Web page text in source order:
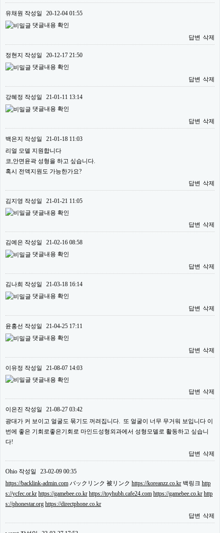
유채원 작성일
20-12-04 01:55
댓글내용 확인
답변 삭제
정현지 작성일
20-12-17 21:50
댓글내용 확인
답변 삭제
강혜정 작성일
21-01-11 13:14
댓글내용 확인
답변 삭제
백은지 작성일
21-01-18 11:03
리얼 모델 지원합니다
코,안면윤곽 성형을 하고 싶습니다.
혹시 전액지원도 가능한가요?
답변 삭제
김지영 작성일
21-01-21 11:05
댓글내용 확인
답변 삭제
김예은 작성일
21-02-16 08:58
댓글내용 확인
답변 삭제
김나희 작성일
21-03-18 16:14
댓글내용 확인
답변 삭제
윤홍선 작성일
21-04-25 17:11
댓글내용 확인
답변 삭제
이유정 작성일
21-08-07 14:03
댓글내용 확인
답변 삭제
이은진 작성일
21-08-27 03:42
광대가 커 보이고 얼굴도 묶기도 꺼려집니다. 또 얼굴이 너무 무거워 보입니다 이
번에 좋은 기회로좋은기회로 마인드성형외과에서 성형모델로 활동하고 싶습니
다!
답변 삭제
Ohio 작성일
23-02-09 00:35
https://backlink-admin.com バックリンク 被リンク https://koreanzz.co.kr 백링크 http
s://ycfec.or.kr https://gamebee.co.kr https://toyhubh.cafe24.com https://gamebee.co.kr http
s://phonestar.org https://directphone.co.kr
답변 삭제